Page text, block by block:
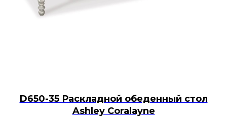
D650-35 Раскладной обеденный стол
Ashley Coralayne